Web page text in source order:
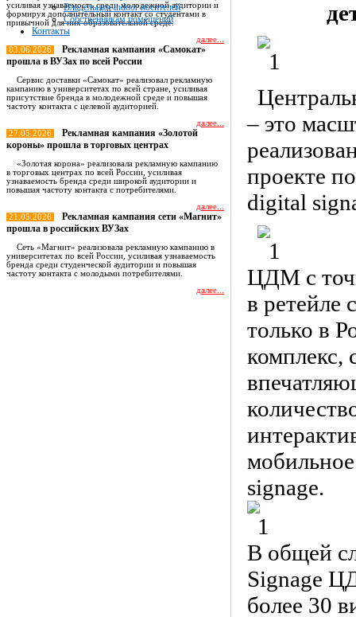
Владельцам indoor носителей
Собственникам помещений
Контакты
усиливая узнаваемость среди молодежной аудитории и
формируя дополнительный контакт со студентами в
привычной для них образовательной среде.
далее...
03.06.2026
Рекламная кампания «Самокат»
прошла в ВУЗах по всей России
Сервис доставки «Самокат» реализовал рекламную
кампанию в университетах по всей стране, усиливая
присутствие бренда в молодежной среде и повышая
частоту контакта с целевой аудиторией.
далее...
27.05.2026
Рекламная кампания «Золотой
короны» прошла в торговых центрах
«Золотая корона» реализовала рекламную кампанию
в торговых центрах по всей России, усиливая
узнаваемость бренда среди широкой аудитории и
повышая частоту контакта с потребителями.
далее...
21.05.2026
Рекламная кампания сети «Магнит»
прошла в российских ВУЗах
Сеть «Магнит» реализовала рекламную кампанию в
университетах по всей России, усиливая узнаваемость
бренда среди студенческой аудитории и повышая
частоту контакта с молодыми потребителями.
далее...
– это
проекте
digital
ЦДМ с
в ретейле
только в
комплекс,
signage.
В общей
Signage
более 30